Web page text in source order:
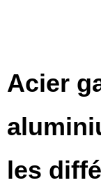
Acier
les